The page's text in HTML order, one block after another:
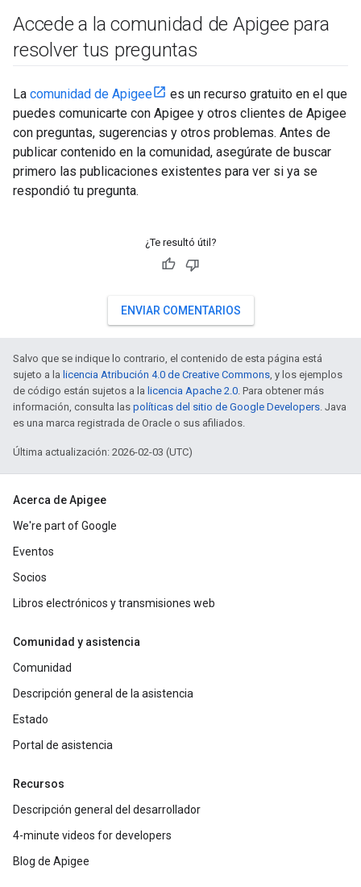
Accede a la comunidad de Apigee para
resolver tus preguntas
La comunidad de Apigee
es un recurso gratuito en el que
puedes comunicarte con Apigee y otros clientes de Apigee
con preguntas, sugerencias y otros problemas. Antes de
publicar contenido en la comunidad, asegúrate de buscar
primero las publicaciones existentes para ver si ya se
respondió tu pregunta.
¿Te resultó útil?
ENVIAR COMENTARIOS
Salvo que se indique lo contrario, el contenido de esta página está
sujeto a la licencia Atribución 4.0 de Creative Commons , y los ejemplos
de código están sujetos a la licencia Apache 2.0 . Para obtener más
información, consulta las políticas del sitio de Google Developers . Java
es una marca registrada de Oracle o sus afiliados.
Última actualización: 2026-02-03 (UTC)
Acerca de Apigee
We're part of Google
Eventos
Socios
Libros electrónicos y transmisiones web
Comunidad y asistencia
Comunidad
Descripción general de la asistencia
Estado
Portal de asistencia
Recursos
Descripción general del desarrollador
4-minute videos for developers
Blog de Apigee